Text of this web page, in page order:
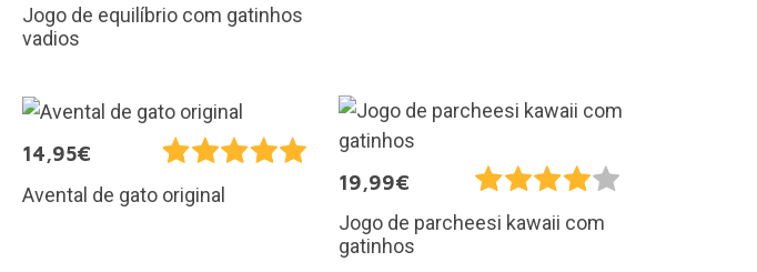
Jogo de equilíbrio com gatinhos
vadios
14,95€
Avental de gato original
19,99€
Jogo de parcheesi kawaii com
gatinhos